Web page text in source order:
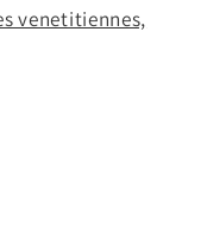
venetitiennes,